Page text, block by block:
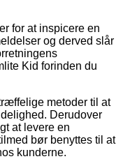
for at inspicere en
og derved slår
Kid forinden du
metoder til at
Derudover
at levere en
bør benyttes til at
kunderne.